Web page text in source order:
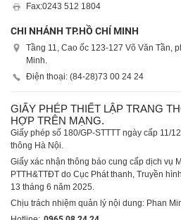
Fax:0243 512 1804
CHI NHÁNH TP.HỒ CHÍ MINH
Tầng 11, Cao ốc 123-127 Võ Văn Tần,
Minh.
Điện thoại: (84-28)73 00 24 24
GIẤY PHÉP THIẾT LẬP TRANG
HỢP TRÊN MẠNG.
Giấy phép số 180/GP-STTTT ngày cấp 11/
thông Hà Nội.
Giấy xác nhận thông báo cung cấp dịch vụ
PTTH&TTĐT do Cục Phát thanh, Truyền
13 tháng 6 năm 2025.
Chịu trách nhiệm quản lý nội dung: Phan